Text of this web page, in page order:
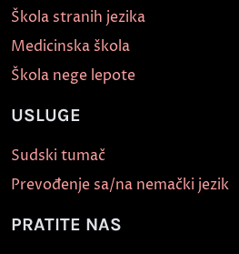
Škola stranih jezika
Medicinska škola
Škola nege lepote
USLUGE
Sudski tumač
Prevođenje sa/na nemački jezik
PRATITE NAS